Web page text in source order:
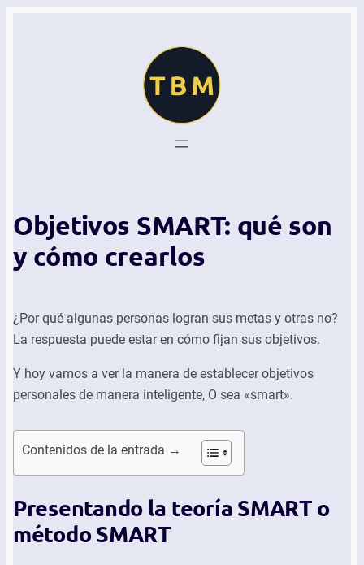
Objetivos SMART: qué son
y cómo crearlos
¿Por qué algunas personas logran sus metas y otras no?
La respuesta puede estar en cómo fijan sus objetivos.
Y hoy vamos a ver la manera de establecer objetivos
personales de manera inteligente, O sea «smart».
Contenidos de la entrada →
Presentando la teoría SMART o
método SMART